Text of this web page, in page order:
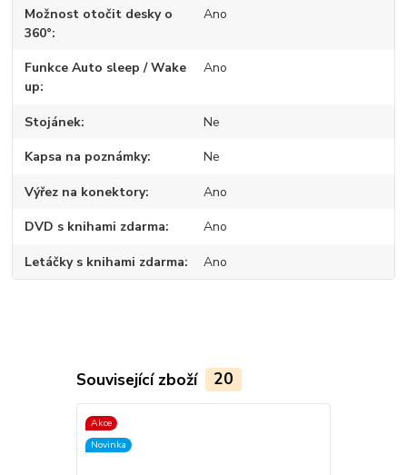
Možnost otočit desky o
360°
Ano
Funkce Auto sleep / Wake
up
Ano
Stojánek Ne
Kapsa na poznámky Ne
Výřez na konektory Ano
DVD s knihami zdarma Ano
Letáčky s knihami zdarma Ano
Související zboží 20
Akce
Novinka